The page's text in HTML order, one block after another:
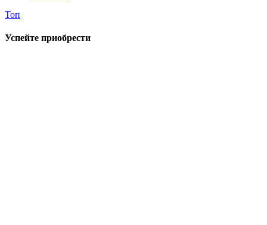
Топ
Успейте приобрести